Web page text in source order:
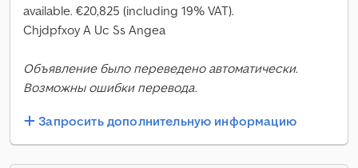
available. €20,825 (including 19% VAT).
Chjdpfxoy A Uc Ss Angea
Объявление было переведено автоматически.
Возможны ошибки перевода.
Запросить дополнительную информацию